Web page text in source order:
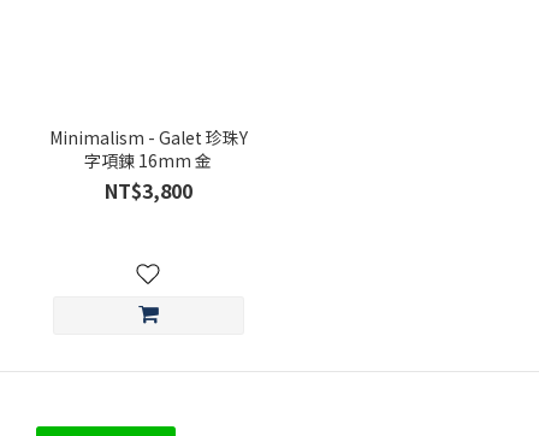
Minimalism - Galet 珍珠Y
字項鍊 16mm 金
NT$3,800